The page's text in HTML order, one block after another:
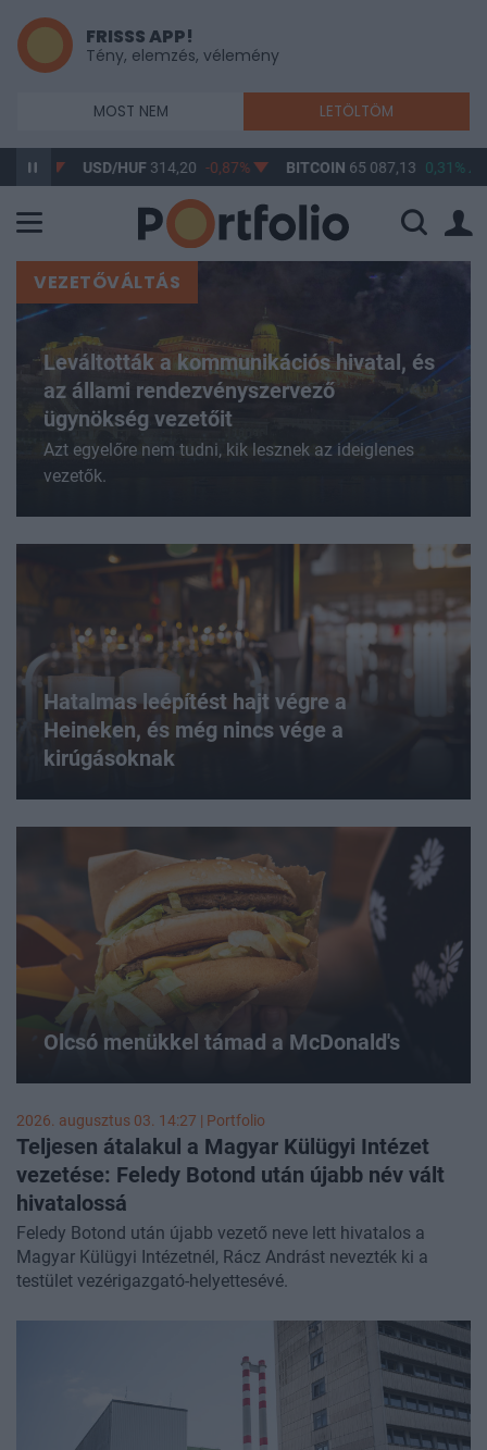
FRISSS APP!
Tény, elemzés, vélemény
MOST NEM LETÖLTÖM
USD/HUF 314,20 -0,87% BITCOIN 65 087,13 0,31% BUX
VEZETŐVÁLTÁS
Leváltották a kommunikációs hivatal, és
az állami rendezvényszervező
ügynökség vezetőit
Azt egyelőre nem tudni, kik lesznek az ideiglenes
vezetők.
Hatalmas leépítést hajt végre a
Heineken, és még nincs vége a
kirúgásoknak
Olcsó menükkel támad a McDonald's
2026. augusztus 03. 14:27 | Portfolio
Teljesen átalakul a Magyar Külügyi Intézet
vezetése: Feledy Botond után újabb név vált
hivatalossá
Feledy Botond után újabb vezető neve lett hivatalos a
Magyar Külügyi Intézetnél, Rácz Andrást nevezték ki a
testület vezérigazgató-helyettesévé.